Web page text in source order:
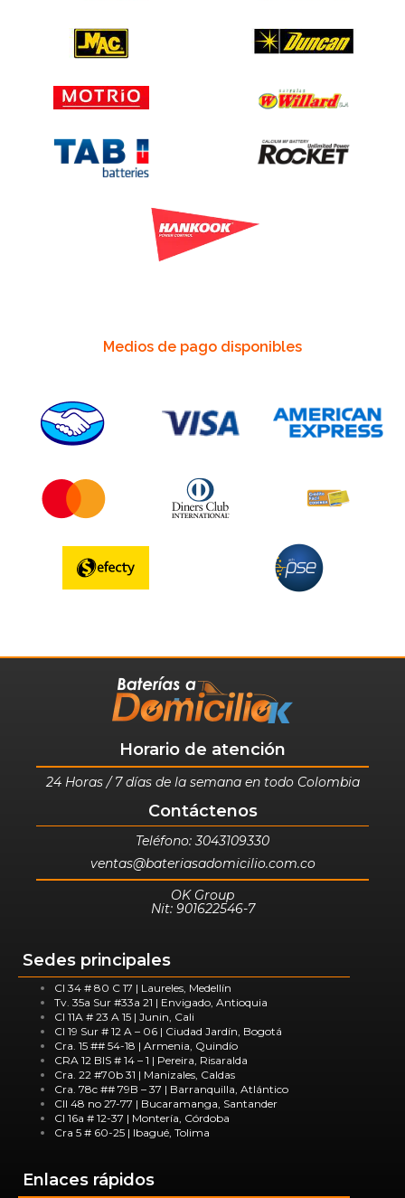
Medios de pago disponibles
Horario de atención
24 Horas / 7 días de la semana en todo Colombia
Contáctenos
Teléfono: 3043109330
ventas@bateriasadomicilio.com.co
OK Group
Nit: 901622546-7
Sedes principales
Cl 34 # 80 C 17 | Laureles, Medellín
Tv. 35a Sur #33a 21 | Envigado, Antioquia
Cl 11A # 23 A 15 | Junin, Cali
Cl 19 Sur # 12 A – 06 | Ciudad Jardín, Bogotá
Cra. 15 ## 54-18 | Armenia, Quindío
CRA 12 BIS # 14 – 1 | Pereira, Risaralda
Cra. 22 #70b 31 | Manizales, Caldas
Cra. 78c ## 79B – 37 | Barranquilla, Atlántico
Cll 48 no 27-77 | Bucaramanga, Santander
Cl 16a # 12-37 | Montería, Córdoba
Cra 5 # 60-25 | Ibagué, Tolima
Enlaces rápidos